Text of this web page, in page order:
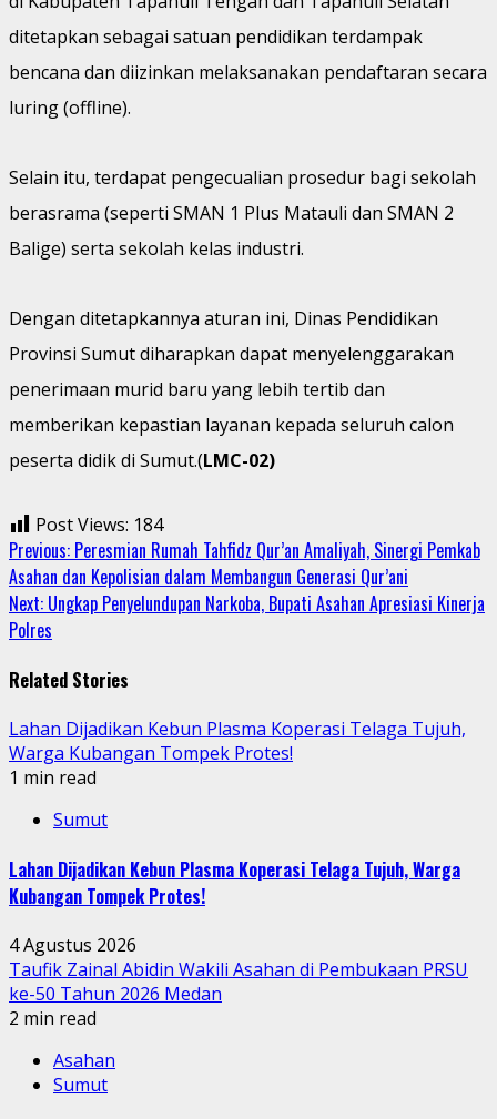
ditetapkan sebagai satuan pendidikan terdampak
bencana dan diizinkan melaksanakan pendaftaran secara
luring (offline).
Selain itu, terdapat pengecualian prosedur bagi sekolah
berasrama (seperti SMAN 1 Plus Matauli dan SMAN 2
Balige) serta sekolah kelas industri.
Dengan ditetapkannya aturan ini, Dinas Pendidikan
Provinsi Sumut diharapkan dapat menyelenggarakan
penerimaan murid baru yang lebih tertib dan
memberikan kepastian layanan kepada seluruh calon
peserta didik di Sumut.(LMC-02)
Post Views: 184
Continue
Reading
Previous: Peresmian Rumah Tahfidz Qur’an Amaliyah, Sinergi Pemkab
Asahan dan Kepolisian dalam Membangun Generasi Qur’ani
Next: Ungkap Penyelundupan Narkoba, Bupati Asahan Apresiasi Kinerja
Polres
Related Stories
Lahan Dijadikan Kebun Plasma Koperasi Telaga Tujuh,
Warga Kubangan Tompek Protes!
1 min read
Sumut
Lahan Dijadikan Kebun Plasma Koperasi Telaga Tujuh, Warga
Kubangan Tompek Protes!
4 Agustus 2026
Taufik Zainal Abidin Wakili Asahan di Pembukaan PRSU
ke-50 Tahun 2026 Medan
2 min read
Asahan
Sumut